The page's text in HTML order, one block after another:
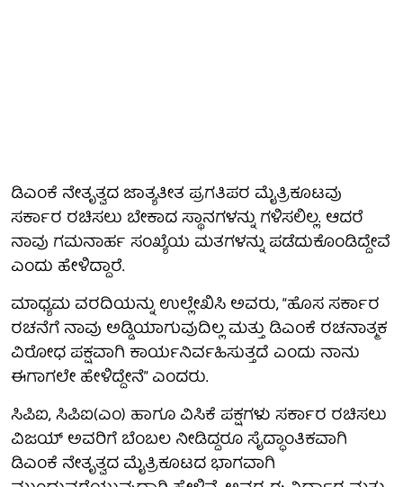
ಡಿಎಂಕೆ ನೇತೃತ್ವದ ಜಾತ್ಯತೀತ ಪ್ರಗತಿಪರ ಮೈತ್ರಿಕೂಟವು
ಸರ್ಕಾರ ರಚಿಸಲು ಬೇಕಾದ ಸ್ಥಾನಗಳನ್ನು ಗಳಿಸಲಿಲ್ಲ. ಆದರೆ
ನಾವು ಗಮನಾರ್ಹ ಸಂಖ್ಯೆಯ ಮತಗಳನ್ನು ಪಡೆದುಕೊಂಡಿದ್ದೇವೆ
ಎಂದು ಹೇಳಿದ್ದಾರೆ.
ಮಾಧ್ಯಮ ವರದಿಯನ್ನು ಉಲ್ಲೇಖಿಸಿ ಅವರು, “ಹೊಸ ಸರ್ಕಾರ
ರಚನೆಗೆ ನಾವು ಅಡ್ಡಿಯಾಗುವುದಿಲ್ಲ ಮತ್ತು ಡಿಎಂಕೆ ರಚನಾತ್ಮಕ
ವಿರೋಧ ಪಕ್ಷವಾಗಿ ಕಾರ್ಯನಿರ್ವಹಿಸುತ್ತದೆ ಎಂದು ನಾನು
ಈಗಾಗಲೇ ಹೇಳಿದ್ದೇನೆ” ಎಂದರು.
ಸಿಪಿಐ, ಸಿಪಿಐ(ಎಂ) ಹಾಗೂ ವಿಸಿಕೆ ಪಕ್ಷಗಳು ಸರ್ಕಾರ ರಚಿಸಲು
ವಿಜಯ್ ಅವರಿಗೆ ಬೆಂಬಲ ನೀಡಿದ್ದರೂ ಸೈದ್ಧಾಂತಿಕವಾಗಿ
ಡಿಎಂಕೆ ನೇತೃತ್ವದ ಮೈತ್ರಿಕೂಟದ ಭಾಗವಾಗಿ